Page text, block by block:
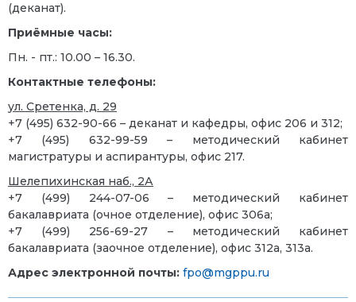
(деканат).
Приёмные часы:
Пн. - пт.: 10.00 – 16.30.
Контактные телефоны:
ул. Сретенка, д. 29
+7 (495) 632-90-66 – деканат и кафедры, офис 206 и 312;
+7 (495) 632-99-59 – методический кабинет
магистратуры и аспирантуры, офис 217.
Шелепихинская наб., 2А
+7 (499) 244-07-06 – методический кабинет
бакалавриата (очное отделение), офис 306а;
+7 (499) 256-69-27 – методический кабинет
бакалавриата (заочное отделение), офис 312а, 313а.
Адрес электронной почты: fpo@mgppu.ru